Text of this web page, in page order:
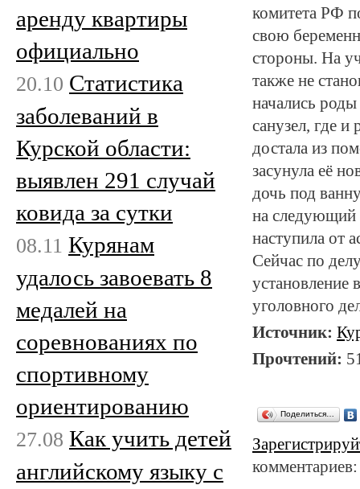
комитета РФ
свою
стороны. На
также не
начались
санузел, где
достала из
засунула её
дочь под
на следующий
наступила от
Сейчас по
установление
уголовного
Источник:
Прочтений:
Поделиться…
аренду квартиры
официально
20.10 Статистика
заболеваний в
Курской области:
выявлен 291 случай
ковида за сутки
08.11 Курянам
удалось завоевать 8
медалей на
соревнованиях по
спортивному
ориентированию
27.08 Как учить детей
английскому языку с